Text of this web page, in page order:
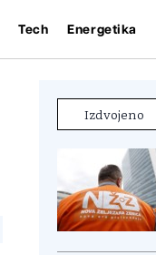
Tech Energetika
Izdvojeno